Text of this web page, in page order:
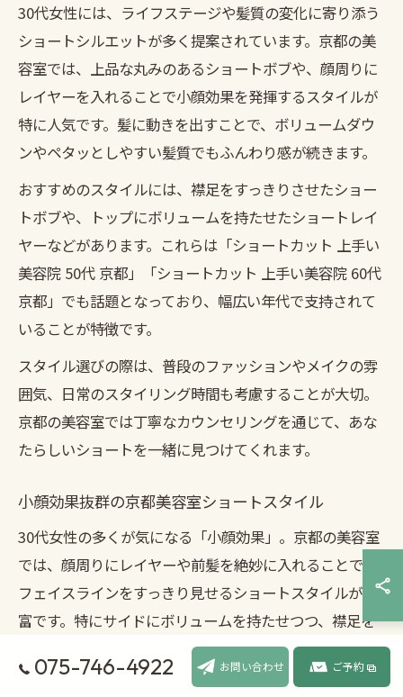
30代女性には、ライフステージや髪質の変化に寄り添う
ショートシルエットが多く提案されています。京都の美
容室では、上品な丸みのあるショートボブや、顔周りに
レイヤーを入れることで小顔効果を発揮するスタイルが
特に人気です。髪に動きを出すことで、ボリュームダウ
ンやペタッとしやすい髪質でもふんわり感が続きます。
おすすめのスタイルには、襟足をすっきりさせたショー
トボブや、トップにボリュームを持たせたショートレイ
ヤーなどがあります。これらは「ショートカット 上手い
美容院 50代 京都」「ショートカット 上手い美容院 60代
京都」でも話題となっており、幅広い年代で支持されて
いることが特徴です。
スタイル選びの際は、普段のファッションやメイクの雰
囲気、日常のスタイリング時間も考慮することが大切。
京都の美容室では丁寧なカウンセリングを通じて、あな
たらしいショートを一緒に見つけてくれます。
小顔効果抜群の京都美容室ショートスタイル
30代女性の多くが気になる「小顔効果」。京都の美容室
では、顔周りにレイヤーや前髪を絶妙に入れることで、
フェイスラインをすっきり見せるショートスタイルが豊
富です。特にサイドにボリュームを持たせつつ、襟足を
タイトにまとめるカットは、顔の輪郭を引き締める効果
が高いとされています。
075-746-4922 お問い合わせ ご予約